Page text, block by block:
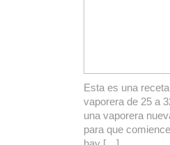
Esta es una
vaporera de 25 a
una vaporera
para que